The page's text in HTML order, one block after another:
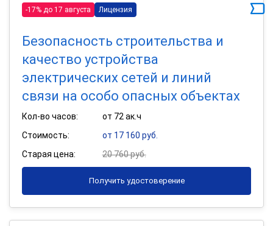
-17% до 17 августа Лицензия
Безопасность строительства и
качество устройства
электрических сетей и линий
связи на особо опасных объектах
Кол-во часов:
от 72 ак.ч
Стоимость:
от 17 160 руб.
Старая цена:
20 760 руб.
Получить удостоверение